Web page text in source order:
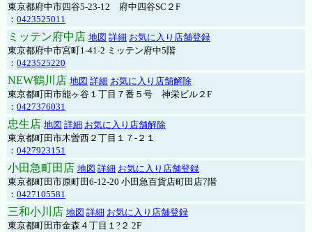
東京都府中市四谷5-23-12 府中四谷SC２F
： 0423525011
ミッテン府中店 地図 詳細 お気に入り店舗登録
東京都府中市宮町1-41-2 ミッテン府中5階
： 0423525220
NEW鶴川店 地図 詳細 お気に入り店舗解除
東京都町田市能ヶ谷１丁目７番５号 神栄ビル２F
： 0427376031
忠生店 地図 詳細 お気に入り店舗解除
東京都町田市木曽西２丁目１７-２１
： 0427923151
小田急町田店 地図 詳細 お気に入り店舗登録
東京都町田市原町田6-12-20 小田急百貨店町田店7階
： 0427105581
三和小川店 地図 詳細 お気に入り店舗登録
東京都町田市金森４丁目１?２ 2F